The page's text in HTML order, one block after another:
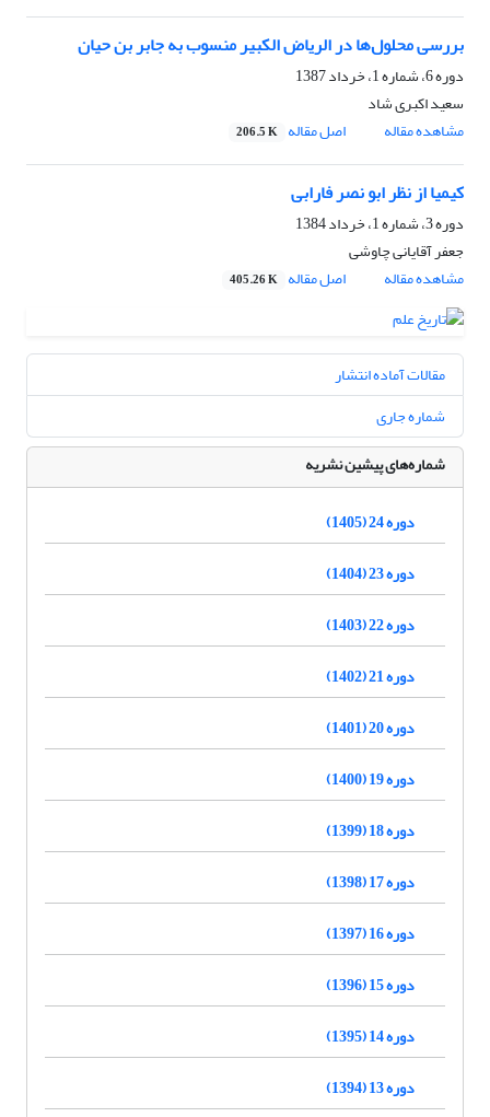
بررسی محلول‌ها در الریاض الکبیر منسوب به جابر بن حیان
دوره 6، شماره 1، خرداد 1387
سعید اکبری شاد
مشاهده مقاله
اصل مقاله 206.5 K
کیمیا از نظر ابو نصر فارابی
دوره 3، شماره 1، خرداد 1384
جعفر آقایانی چاوشی
مشاهده مقاله
اصل مقاله 405.26 K
مقالات آماده انتشار
شماره جاری
شماره‌های پیشین نشریه
دوره 24 (1405)
دوره 23 (1404)
دوره 22 (1403)
دوره 21 (1402)
دوره 20 (1401)
دوره 19 (1400)
دوره 18 (1399)
دوره 17 (1398)
دوره 16 (1397)
دوره 15 (1396)
دوره 14 (1395)
دوره 13 (1394)